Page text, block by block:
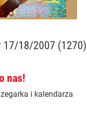
17/18/2007 (1270)
nas!
i kalendarza